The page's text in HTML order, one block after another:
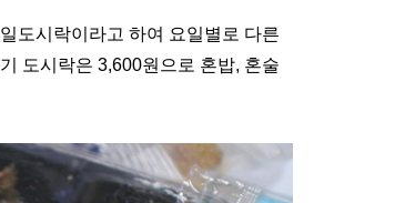
도시락이라고 하여 요일별로 다른
도시락은 3,600원으로 혼밥, 혼술